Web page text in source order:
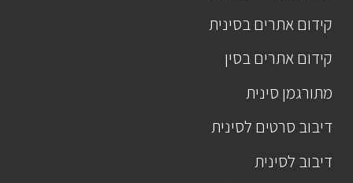
קידום אתרים בסינית
קידום אתרים בסין
מתורגמן סינית
דיבוב סרטים לסינית
דיבוב לסינית